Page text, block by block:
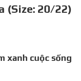
(Size: 20/22)
xanh cuộc sống